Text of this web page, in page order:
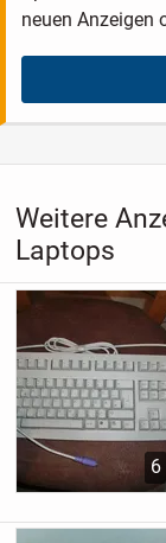
neuen Anzeigen
Weitere
Laptops
6